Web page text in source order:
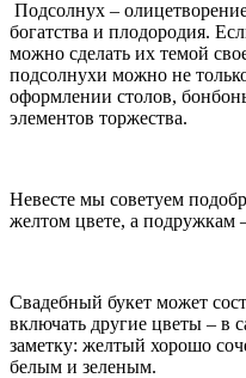
Подсолнух –
богатства и плодородия.
можно сделать их темой
подсолнухи можно не
оформлении столов,
элементов торжества.
Невесте мы советуем
желтом цвете, а подружкам
Свадебный букет может
включать другие цветы – в
заметку: желтый хорошо
белым и зеленым.